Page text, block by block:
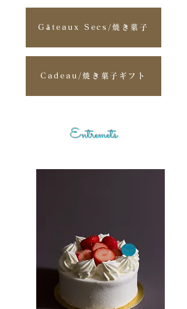
Gâteaux Secs/焼き菓子
Cadeau/焼き菓子ギフト
Entremets